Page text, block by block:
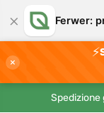
× Ferwer:
×
⚡
Spedizione